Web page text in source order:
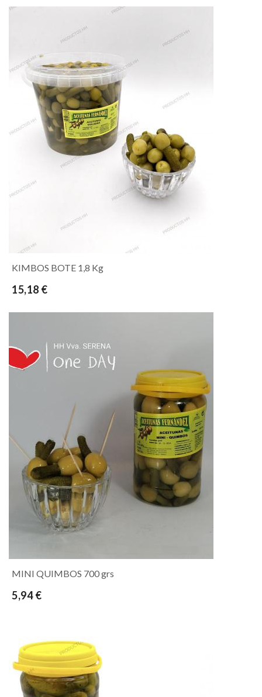
KIMBOS BOTE 1,8 Kg
15,18 €
MINI QUIMBOS 700 grs
5,94 €